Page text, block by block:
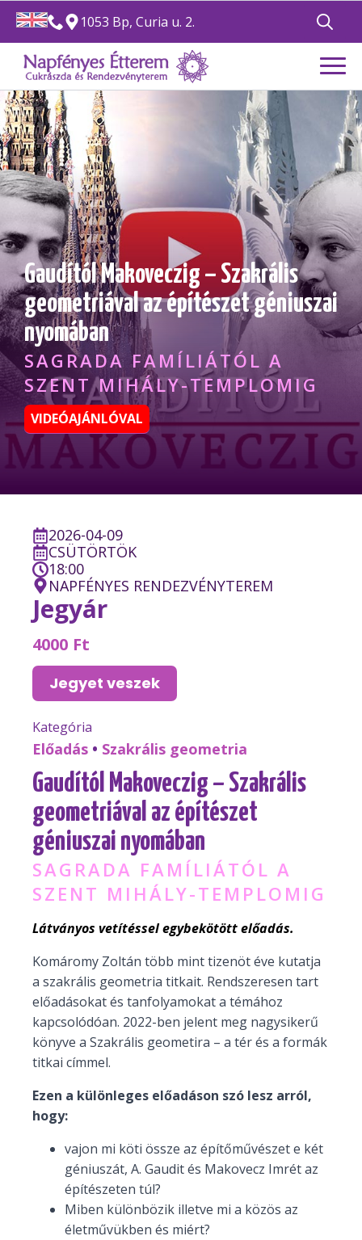
1053 Bp, Curia u. 2.
for:
Gaudítól Makoveczig – Szakrális
geometriával az építészet géniuszai
nyomában
SAGRADA FAMÍLIÁTÓL A
SZENT MIHÁLY-TEMPLOMIG
VIDEÓAJÁNLÓVAL
2026-04-09
CSÜTÖRTÖK
18:00
NAPFÉNYES RENDEZVÉNYTEREM
Jegyár
4000 Ft
Jegyet veszek
Kategória
Előadás • Szakrális geometria
Gaudítól Makoveczig – Szakrális
geometriával az építészet
géniuszai nyomában
SAGRADA FAMÍLIÁTÓL A
SZENT MIHÁLY-TEMPLOMIG
Látványos vetítéssel egybekötött előadás.
Komáromy Zoltán több mint tizenöt éve kutatja
a szakrális geometria titkait. Rendszeresen tart
előadásokat és tanfolyamokat a témához
kapcsolódóan. 2022-ben jelent meg nagysikerű
könyve a Szakrális geometira – a tér és a formák
titkai címmel.
Ezen a különleges előadáson szó lesz arról,
hogy:
vajon mi köti össze az építőművészet e két
géniuszát, A. Gaudit és Makovecz Imrét az
építészeten túl?
Miben különbözik illetve mi a közös az
életművükben és miért?